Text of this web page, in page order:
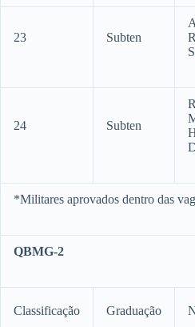
23 Subten
24 Subten
*Militares aprovados dentro das
QBMG-2
Classificação Graduação